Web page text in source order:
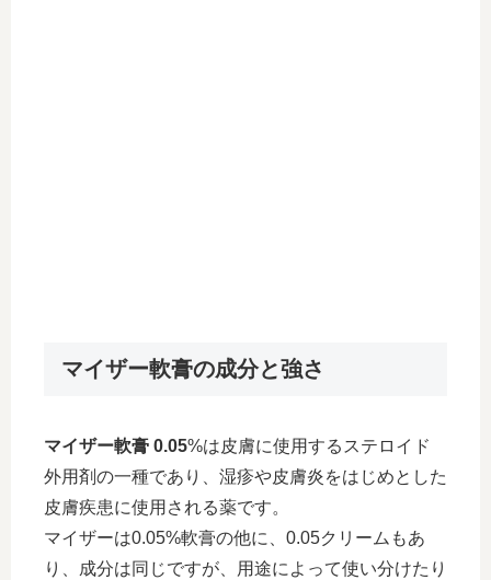
マイザー軟膏の成分と強さ
マイザー軟膏 0.05%は皮膚に使用するステロイド
外用剤の一種であり、湿疹や皮膚炎をはじめとした
皮膚疾患に使用される薬です。
マイザーは0.05%軟膏の他に、0.05クリームもあ
り、成分は同じですが、用途によって使い分けたり